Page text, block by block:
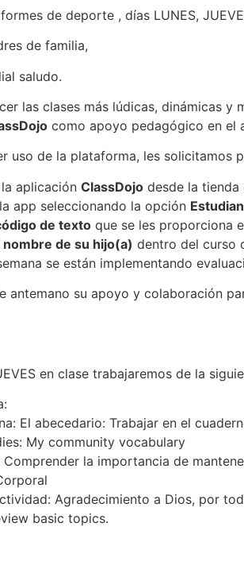
de deporte , días LUNES,
de familia,
saludo.
las clases más lúdicas, dinámicas
como apoyo pedagógico en el
uso de la plataforma, les solicitamos
aplicación ClassDojo desde la
app seleccionando la opción
de texto que se les proporciona
nombre de su hijo(a) dentro del curso
se están implementando
antemano su apoyo y colaboración
en clase trabajaremos de la
El abecedario: Trabajar en el
My community vocabulary
la importancia de
Agradecimiento a Dios, por
basic topics.